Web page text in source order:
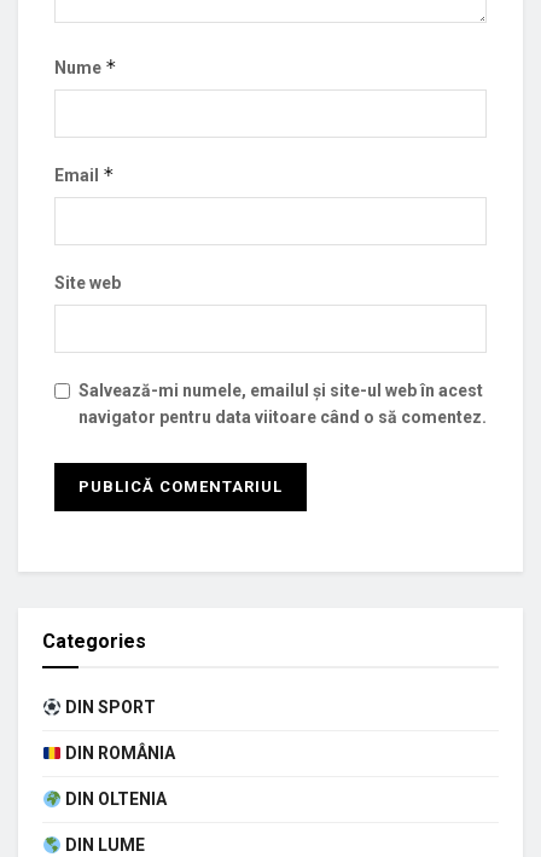
Nume *
Email *
Site web
Salvează-mi numele, emailul și site-ul web în acest
navigator pentru data viitoare când o să comentez.
Categories
DIN SPORT
DIN ROMÂNIA
DIN OLTENIA
DIN LUME